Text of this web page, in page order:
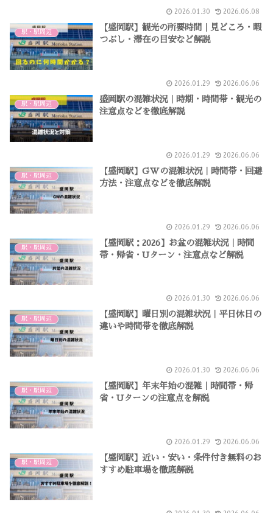
2026.01.30 2026.06.08
駅・駅周辺
【盛岡駅】観光の所要時間｜見どころ・暇
つぶし・滞在の目安など解説
2026.01.29 2026.06.06
駅・駅周辺
盛岡駅の混雑状況｜時期・時間帯・観光の
注意点などを徹底解説
2026.01.29 2026.06.06
駅・駅周辺
【盛岡駅】GWの混雑状況｜時間帯・回避
方法・注意点などを徹底解説
2026.01.29 2026.06.06
駅・駅周辺
【盛岡駅：2026】お盆の混雑状況｜時間
帯・帰省・Uターン・注意点など解説
2026.01.30 2026.06.06
駅・駅周辺
【盛岡駅】曜日別の混雑状況｜平日休日の
違いや時間帯を徹底解説
2026.01.30 2026.06.06
駅・駅周辺
【盛岡駅】年末年始の混雑｜時間帯・帰
省・Uターンの注意点を解説
2026.01.29 2026.06.06
駅・駅周辺
【盛岡駅】近い・安い・条件付き無料のお
すすめ駐車場を徹底解説